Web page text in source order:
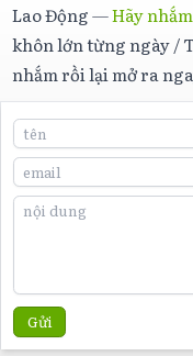
Lao Động—Hãy
khôn lớn từng ngày /
nhắm rồi lại mở ra
Gửi